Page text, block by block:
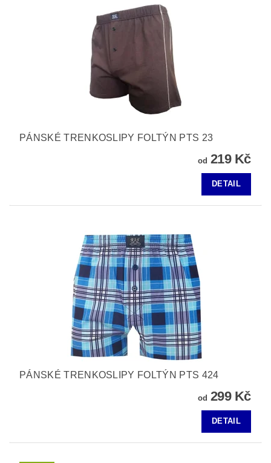
PÁNSKÉ TRENKOSLIPY FOLTÝN PTS 23
od 219 Kč
DETAIL
PÁNSKÉ TRENKOSLIPY FOLTÝN PTS 424
od 299 Kč
DETAIL